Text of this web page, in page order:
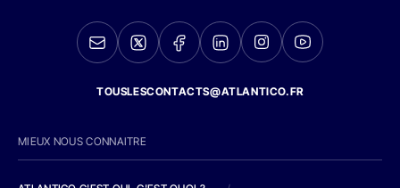
TOUSLESCONTACTS@ATLANTICO.FR
MIEUX NOUS CONNAITRE